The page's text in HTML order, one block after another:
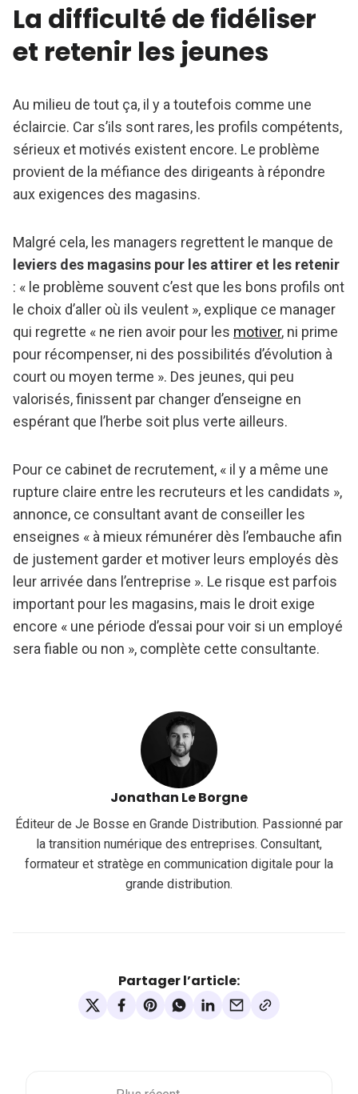
La difficulté de fidéliser
et retenir les jeunes
Au milieu de tout ça, il y a toutefois comme une
éclaircie. Car s’ils sont rares, les profils compétents,
sérieux et motivés existent encore. Le problème
provient de la méfiance des dirigeants à répondre
aux exigences des magasins.
Malgré cela, les managers regrettent le manque de
leviers des magasins pour les attirer et les retenir
: « le problème souvent c’est que les bons profils ont
le choix d’aller où ils veulent », explique ce manager
qui regrette « ne rien avoir pour les motiver, ni prime
pour récompenser, ni des possibilités d’évolution à
court ou moyen terme ». Des jeunes, qui peu
valorisés, finissent par changer d’enseigne en
espérant que l’herbe soit plus verte ailleurs.
Pour ce cabinet de recrutement, « il y a même une
rupture claire entre les recruteurs et les candidats »,
annonce, ce consultant avant de conseiller les
enseignes « à mieux rémunérer dès l’embauche afin
de justement garder et motiver leurs employés dès
leur arrivée dans l’entreprise ». Le risque est parfois
important pour les magasins, mais le droit exige
encore « une période d’essai pour voir si un employé
sera fiable ou non », complète cette consultante.
Jonathan Le Borgne
Éditeur de Je Bosse en Grande Distribution. Passionné par
la transition numérique des entreprises. Consultant,
formateur et stratège en communication digitale pour la
grande distribution.
Partager l’article: